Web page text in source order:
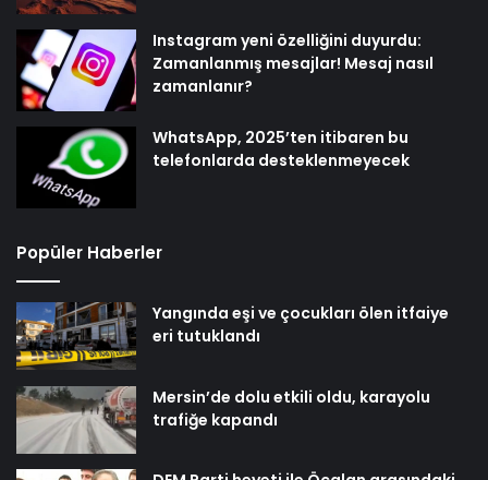
Instagram yeni özelliğini duyurdu:
Zamanlanmış mesajlar! Mesaj nasıl
zamanlanır?
WhatsApp, 2025’ten itibaren bu
telefonlarda desteklenmeyecek
Popüler Haberler
Yangında eşi ve çocukları ölen itfaiye
eri tutuklandı
Mersin’de dolu etkili oldu, karayolu
trafiğe kapandı